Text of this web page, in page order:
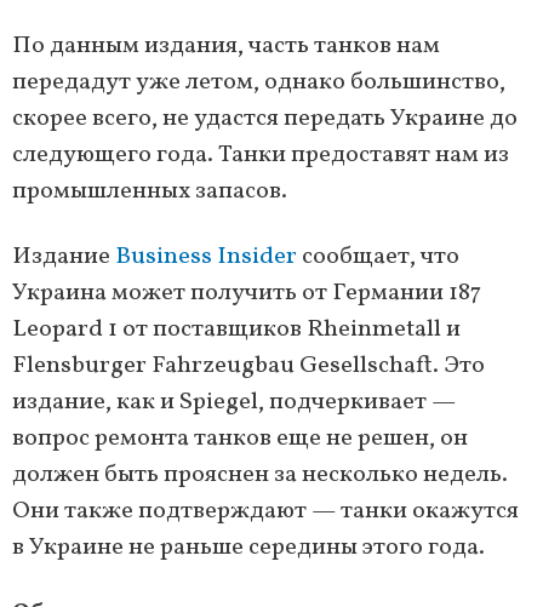
По данным издания, часть танков нам
передадут уже летом, однако большинство,
скорее всего, не удастся передать Украине до
следующего года. Танки предоставят нам из
промышленных запасов.
Издание Business Insider сообщает, что
Украина может получить от Германии 187
Leopard 1 от поставщиков Rheinmetall и
Flensburger Fahrzeugbau Gesellschaft. Это
издание, как и Spiegel, подчеркивает —
вопрос ремонта танков еще не решен, он
должен быть прояснен за несколько недель.
Они также подтверждают — танки окажутся
в Украине не раньше середины этого года.